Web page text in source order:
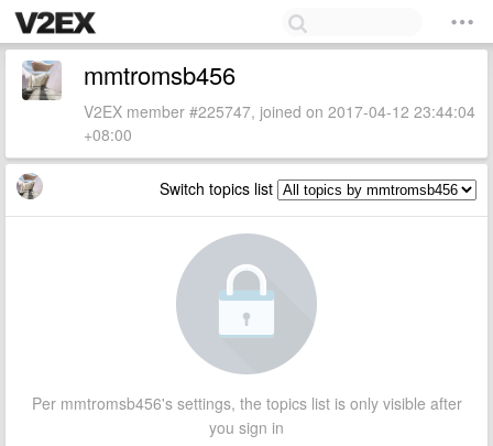
mmtromsb456
V2EX member #225747, joined on 2017-04-12 23:44:04
+08:00
Switch topics list
Per mmtromsb456's settings, the topics list is only visible after
you sign in